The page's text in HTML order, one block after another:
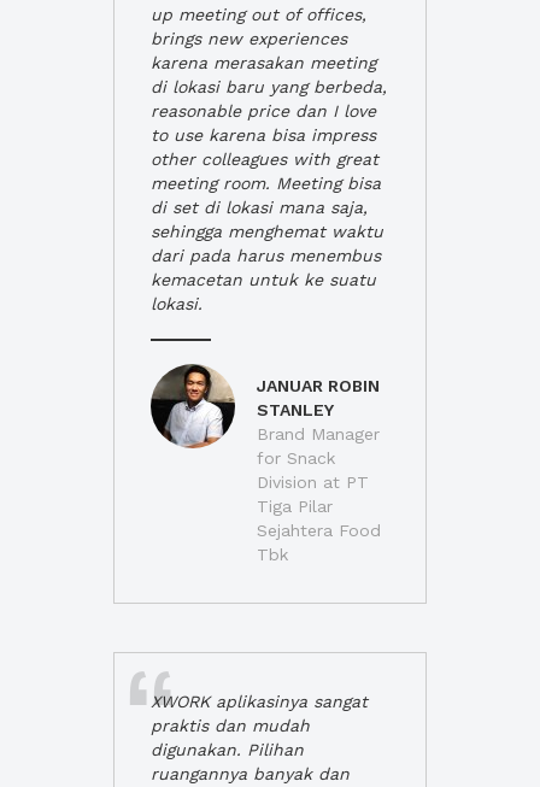
up meeting out of offices,
brings new experiences
karena merasakan meeting
di lokasi baru yang berbeda,
reasonable price dan I love
to use karena bisa impress
other colleagues with great
meeting room. Meeting bisa
di set di lokasi mana saja,
sehingga menghemat waktu
dari pada harus menembus
kemacetan untuk ke suatu
lokasi.
JANUAR ROBIN
STANLEY
Brand Manager
for Snack
Division at PT
Tiga Pilar
Sejahtera Food
Tbk
XWORK aplikasinya sangat
praktis dan mudah
digunakan. Pilihan
ruangannya banyak dan